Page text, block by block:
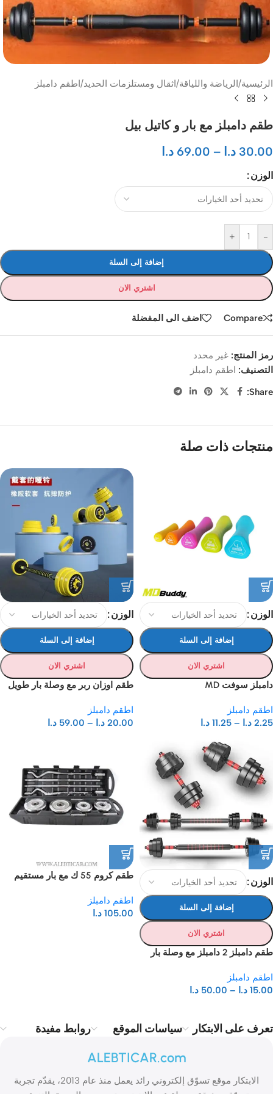
الرئيسية/الرياضة واللياقة/اثقال ومستلزمات الحديد/اطقم دامبلز
طقم دامبلز مع بار و كاتيل بيل
30.00 د.ا –
69.00 د.ا
الوزن
-
+
إضافة إلى السلة
اشتري الان
Compare اضف الى المفضلة
رمز المنتج: غير محدد
التصنيف: اطقم دامبلز
Share:
منتجات ذات صلة
الوزن
إضافة إلى السلة
اشتري الان
دامبلز سوفت MD
اطقم دامبلز
2.25 د.ا –
11.25 د.ا
الوزن
إضافة إلى السلة
اشتري الان
طقم اوزان ربر مع وصلة بار طويل
اطقم دامبلز
20.00 د.ا –
59.00 د.ا
الوزن
إضافة إلى السلة
اشتري الان
طقم دامبلز 2 دامبلز مع وصلة بار
اطقم دامبلز
15.00 د.ا –
50.00 د.ا
طقم كروم 55 ك مع بار مستقيم
اطقم دامبلز
105.00 د.ا
تعرف على الابتكار سياسات الموقع روابط مفيدة
ALEBTICAR.com
الابتكار موقع تسوّق إلكتروني رائد يعمل منذ عام 2013، يقدّم تجربة